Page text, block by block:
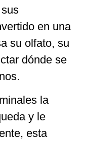
en una
su olfato, su
dónde se
la
y le
esta